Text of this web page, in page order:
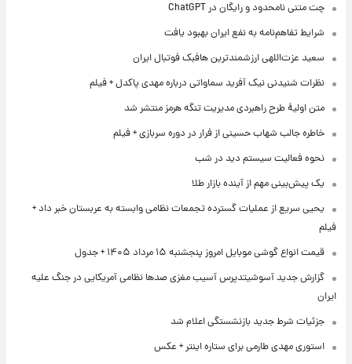
چت متنی نامحدود و رایگان در ChatGPT
شرایط تفاهم‌نامه به نفع ایران بهبود یافت
سعید عزت‌اللهی ارزشمندترین هافبک فوتبال ایران
نظرات شنیدنی نیک آفرید سماواتی درباره مهدی پاکدل + فیلم
متن اولیۀ طرح راهبردی مدیریت تنگه هرمز منتشر شد
خاطره جالب شهاب حسینی از فرار در دوره سربازی + فیلم
نحوه فعالیت سیستم دید در شب
یک پیش‌بینی مهم از آینده بازار طلا
یحیی سریع از عملیات گسترده تجمعات نظامی وابسته به عربستان خبر داد +
فیلم
قیمت انواع گوشی موبایل امروز پنجشنبه ۱۵ مرداد ۱۴۰۵ + جدول
گزارش جدید آسوشیتدپرس آسیب مغزی صدها نظامی آمریکایی در جنگ علیه
ایران
جزئیات شرط جدید بازنشستگی اعلام شد
استوری مهدی طارمی برای ستاره اینتر + عکس